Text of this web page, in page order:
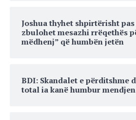
Joshua thyhet shpirtërisht
zbulohet mesazhi rrëqethës
mëdhenj” që humbën jetën
BDI: Skandalet e përditshme
total ia kanë humbur